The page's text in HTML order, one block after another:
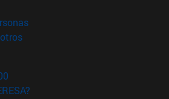
(abre en nueva ventana)
(abre en nueva ventana)